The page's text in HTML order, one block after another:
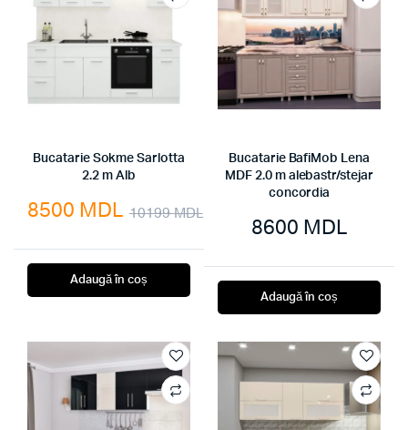
Bucatarie Sokme Sarlotta
2.2 m Alb
10199MDL
Prețul
inițial
10199 MDL.
8500 MDL
Prețul
curent
Adaugă în coș
Bucatarie BafiMob Lena
MDF 2.0 m alebastr/stejar
concordia
8600 MDL
Adaugă în coș